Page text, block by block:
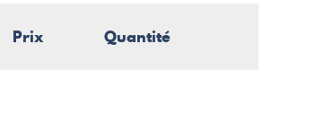
Prix Quantité